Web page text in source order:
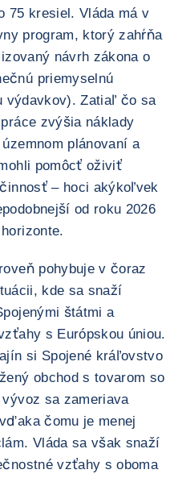
75 kresiel. Vláda má v
program, ktorý zahŕňa
návrh zákona o
priemyselnú
výdavkov). Zatiaľ čo sa
zvýšia náklady
plánovaní a
pomôcť oživiť
– hoci akýkoľvek
od roku 2026
pohybuje v čoraz
kde sa snaží
štátmi a
s Európskou úniou.
si Spojené kráľovstvo
obchod s tovarom so
sa zameriava
čomu je menej
Vláda sa však snaží
vzťahy s oboma